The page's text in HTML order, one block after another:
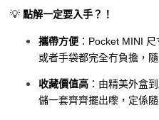
💡 點解一定要入手？！
攜帶方便 ：Pocket MINI
或者手袋都完全冇負擔，
收藏價值高 ：由精美外盒
儲一套齊齊擺出嚟，定係